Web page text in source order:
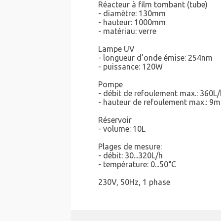
Réacteur à film tombant (tube)
- diamètre: 130mm
- hauteur: 1000mm
- matériau: verre
Lampe UV
- longueur d'onde émise: 254nm
- puissance: 120W
Pompe
- débit de refoulement max.:
- hauteur de refoulement max.: 9m
Réservoir
- volume: 10L
Plages de mesure:
- débit: 30...320L/h
- température: 0...50°C
230V, 50Hz, 1 phase